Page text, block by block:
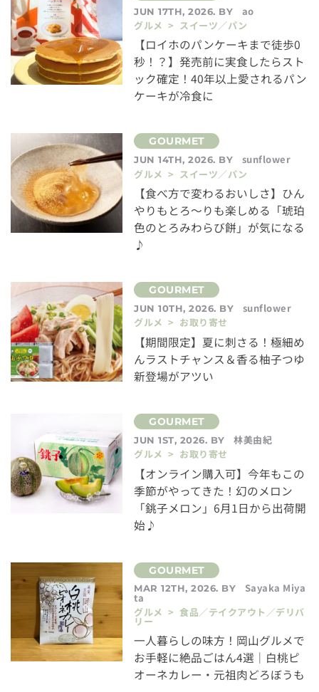
JUN 17TH, 2026. BY
ao
グルメ > スイーツ／パン
【ロイホのパンケーキまで徒歩0
秒！？】発売前に実食したらスト
ック確定！40年以上愛されるパン
ケーキが冷食に
JUN 14TH, 2026. BY
sunflower
グルメ > スイーツ／パン
【食べ方で変わるおいしさ】ひん
やりもとろ〜りも楽しめる「琥珀
色のとろみわらび餅」が気になる
♪
JUN 10TH, 2026. BY
sunflower
グルメ > お取り寄せ
【期間限定】夏に刺さる！極細め
んラストチャンス＆香る柚子つゆ
新登場がアツい
JUN 1ST, 2026. BY
林美由紀
グルメ > お取り寄せ
【オンライン購入可】今年もこの
季節がやってきた！幻のメロン
「銚子メロン」6月1日から出荷開
始♪
MAR 12TH, 2026. BY Sayaka Miya
ta
グルメ > 食品／テイクアウト／デリバ
リー
一人暮らしの味方！岡山グルメで
お手軽に絶品ごはん4選｜白桃ピ
オーネカレー・元祖肉どろぼうも